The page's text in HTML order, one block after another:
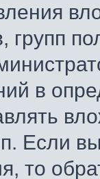
в
Если
то